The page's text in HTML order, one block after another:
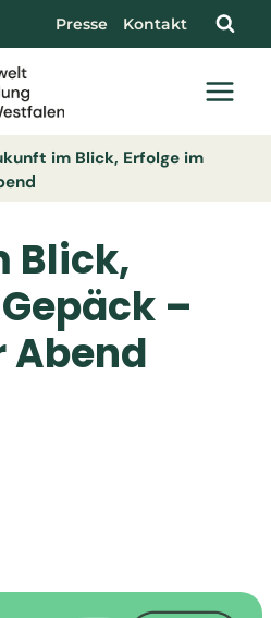
Presse Kontakt
im Blick, Erfolge im
Blick,
–
Abend